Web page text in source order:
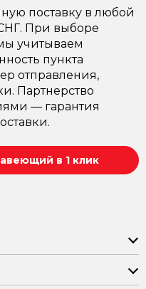
поставку в любой
При выборе
учитываем
пункта
отправления,
Партнерство
— гарантия
в 1 клик